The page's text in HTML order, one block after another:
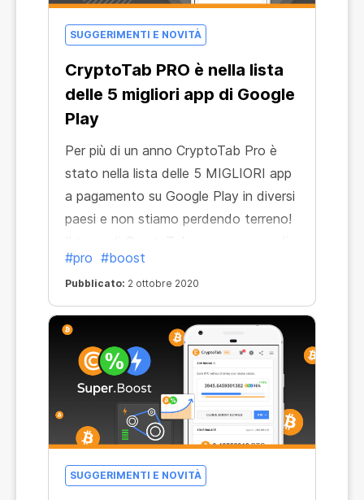
SUGGERIMENTI E NOVITÀ
CryptoTab PRO è nella lista
delle 5 migliori app di Google
Play
Per più di un anno CryptoTab Pro è
stato nella lista delle 5 MIGLIORI app
a pagamento su Google Play in diversi
paesi e non stiamo perdendo terreno!
migliorare i nostri prodotti per
assicurarsi che tu abbia tutto ciò che
ti serve per una navigazione comoda e
sicura. Siamo molto grati ai nostri
utenti per tutto l'affetto e il supporto.
Queste sono le posizioni in cui
CryptoTab PRO si è ritrovata nelle
classifiche delle app a pagamento.
Guarda, siamo riconosciuti in tutto il
mondo:
#pro #boost
Pubblicato: 2 ottobre 2020
SUGGERIMENTI E NOVITÀ